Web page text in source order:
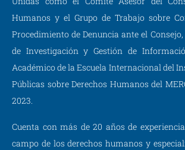
Humanos y el Grupo de Trabajo sobre
Procedimiento de Denuncia ante el
de Investigación y Gestión de
Académico de la Escuela Internacional del
Públicas sobre Derechos Humanos del
2023.
Cuenta con más de 20 años de
campo de los derechos humanos y